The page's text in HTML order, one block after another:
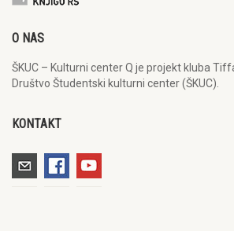
O NAS
ŠKUC – Kulturni center Q je projekt kluba
Društvo Študentski kulturni center (ŠKUC).
KONTAKT